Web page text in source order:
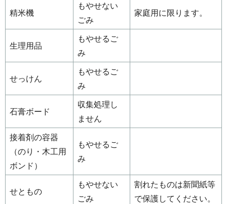
精米機
もやせない
ごみ
家庭用に限ります。
生理用品
もやせるご
み
せっけん
もやせるご
み
石膏ボード
収集処理し
ません
接着剤の容器
（のり・木工用
ボンド）
もやせるご
み
せともの
もやせない
ごみ
割れたものは新聞紙等
で保護してください。